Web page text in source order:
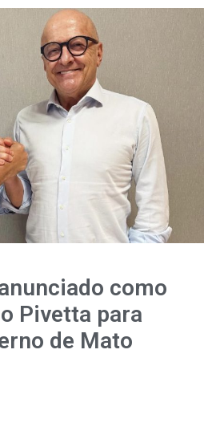
como
Pivetta para
de Mato